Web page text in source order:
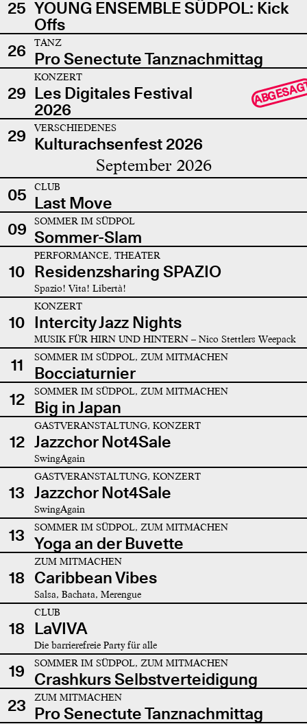
25 YOUNG ENSEMBLE SÜDPOL: Kick
Offs
26
TANZ
Pro Senectute Tanznachmittag
29
KONZERT
Les Digitales Festival
2026
29 VERSCHIEDENES
Kulturachsenfest 2026
September 2026
05 CLUB
Last Move
09
SOMMER IM SÜDPOL
Sommer-Slam
10
PERFORMANCE, THEATER
Residenzsharing SPAZIO
Spazio! Vita! Libertà!
10
KONZERT
Intercity Jazz Nights
MUSIK FÜR HIRN UND HINTERN – Nico Stettlers Weepack
11 SOMMER IM SÜDPOL, ZUM MITMACHEN
Bocciaturnier
12
SOMMER IM SÜDPOL, ZUM MITMACHEN
Big in Japan
12
GASTVERANSTALTUNG, KONZERT
Jazzchor Not4Sale
SwingAgain
13
GASTVERANSTALTUNG, KONZERT
Jazzchor Not4Sale
SwingAgain
13 SOMMER IM SÜDPOL, ZUM MITMACHEN
Yoga an der Buvette
18
ZUM MITMACHEN
Caribbean Vibes
Salsa, Bachata, Merengue
18
CLUB
LaVIVA
Die barrierefreie Party für alle
19 SOMMER IM SÜDPOL, ZUM MITMACHEN
Crashkurs Selbstverteidigung
23
ZUM MITMACHEN
Pro Senectute Tanznachmittag